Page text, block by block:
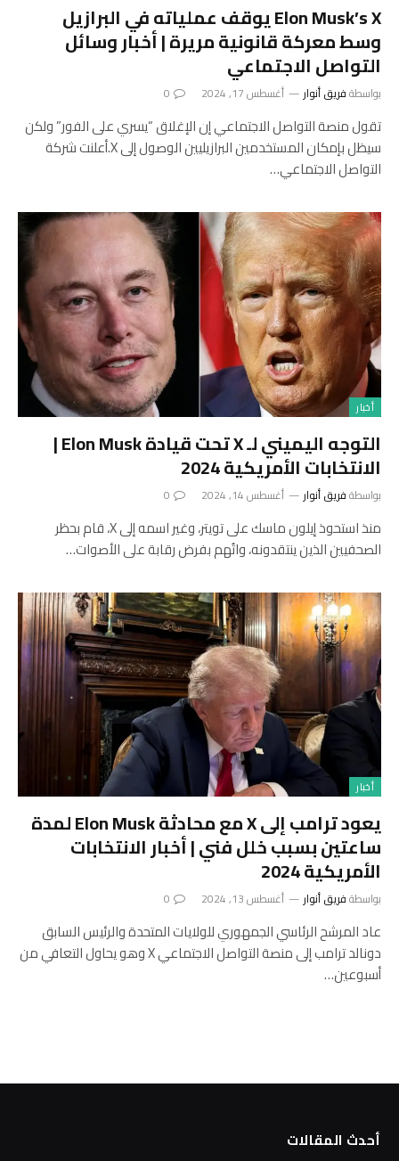
Elon Musk’s X يوقف عملياته في البرازيل
وسط معركة قانونية مريرة | أخبار وسائل
التواصل الاجتماعي
بواسطةفريق أنوار أغسطس 17, 2024 0
تقول منصة التواصل الاجتماعي إن الإغلاق “يسري على الفور” ولكن
سيظل بإمكان المستخدمين البرازيليين الوصول إلى X.أعلنت شركة
التواصل الاجتماعي…
أخبار
التوجه اليميني لـ X تحت قيادة Elon Musk |
الانتخابات الأمريكية 2024
بواسطةفريق أنوار أغسطس 14, 2024 0
منذ استحوذ إيلون ماسك على تويتر، وغير اسمه إلى X، قام بحظر
الصحفيين الذين ينتقدونه، واتُهم بفرض رقابة على الأصوات…
أخبار
يعود ترامب إلى X مع محادثة Elon Musk لمدة
ساعتين بسبب خلل فني | أخبار الانتخابات
الأمريكية 2024
بواسطةفريق أنوار أغسطس 13, 2024 0
عاد المرشح الرئاسي الجمهوري للولايات المتحدة والرئيس السابق
دونالد ترامب إلى منصة التواصل الاجتماعي X وهو يحاول التعافي من
أسبوعين…
أحدث المقالات